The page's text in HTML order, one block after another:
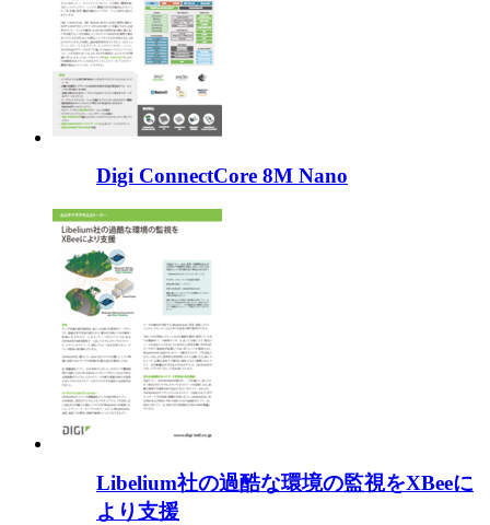
Digi ConnectCore 8M Nano
Libelium社の過酷な環境の監視をXBeeに
より支援